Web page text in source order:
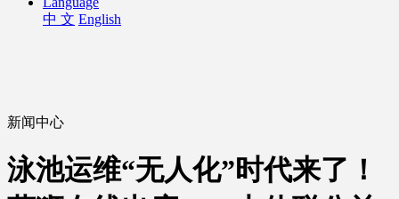
中 文 English
新闻中心
泳池运维“无人化”时代来了！